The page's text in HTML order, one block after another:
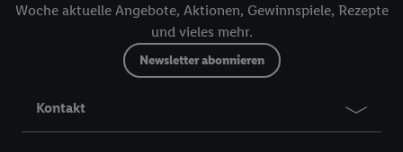
Woche aktuelle Angebote, Aktionen, Gewinnspiele, Rezepte
und vieles mehr.
Newsletter abonnieren
Kontakt